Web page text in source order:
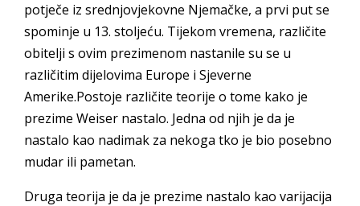
potječe iz srednjovjekovne Njemačke, a prvi put se
spominje u 13. stoljeću. Tijekom vremena, različite
obitelji s ovim prezimenom nastanile su se u
različitim dijelovima Europe i Sjeverne
Amerike.Postoje različite teorije o tome kako je
prezime Weiser nastalo. Jedna od njih je da je
nastalo kao nadimak za nekoga tko je bio posebno
mudar ili pametan.
Druga teorija je da je prezime nastalo kao varijacija